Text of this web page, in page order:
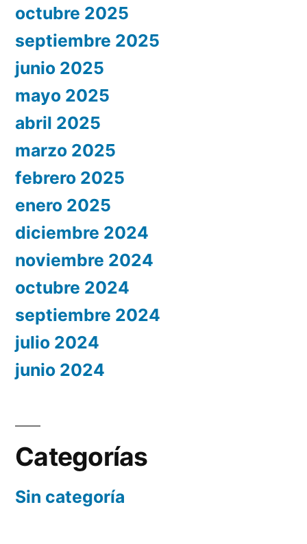
octubre 2025
septiembre 2025
junio 2025
mayo 2025
abril 2025
marzo 2025
febrero 2025
enero 2025
diciembre 2024
noviembre 2024
octubre 2024
septiembre 2024
julio 2024
junio 2024
Categorías
Sin categoría